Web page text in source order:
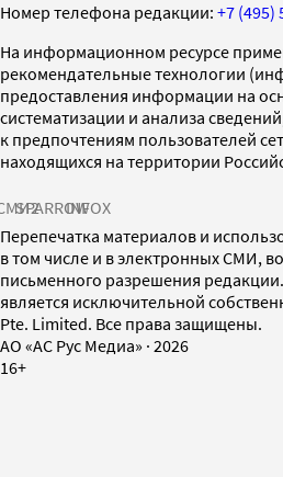
Номер телефона редакции: +7 (495)
На информационном ресурсе
рекомендательные технологии
предоставления информации на
систематизации и анализа
к предпочтениям пользователей
находящихся на территории
SPARROWINFOX
Перепечатка материалов и
в том числе и в электронных СМИ,
письменного разрешения
является исключительной
Pte. Limited. Все права защищены.
AO «АС Рус Медиа» · 2026
16+